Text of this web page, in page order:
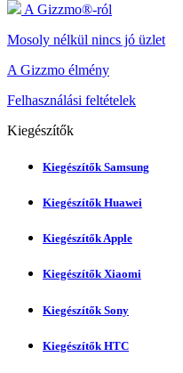
A Gizzmo®-ról
Mosoly nélkül nincs jó üzlet
A Gizzmo élmény
Felhasználási feltételek
Kiegészítők
Kiegészítők Samsung
Kiegészítők Huawei
Kiegészítők Apple
Kiegészítők Xiaomi
Kiegészítők Sony
Kiegészítők HTC